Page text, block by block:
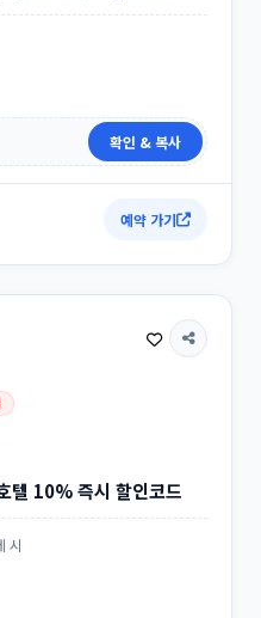
확인 & 복사
예약 가기
텔 10% 즉시 할인코드
시